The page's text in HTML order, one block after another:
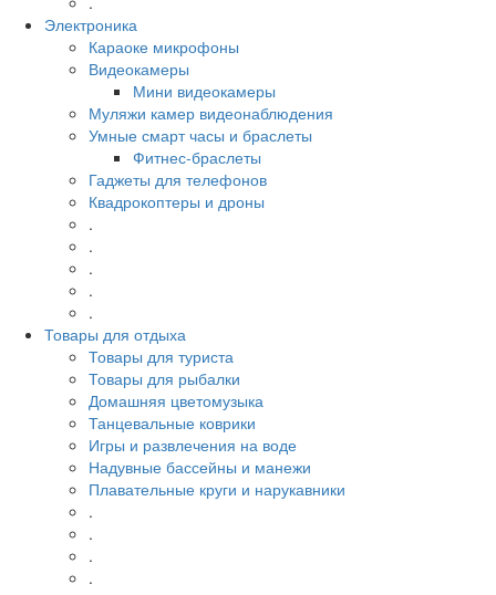
Электроника
Караоке микрофоны
Видеокамеры
Мини видеокамеры
Муляжи камер видеонаблюдения
Умные смарт часы и браслеты
Фитнес-браслеты
Гаджеты для телефонов
Квадрокоптеры и дроны
.
.
.
.
.
Товары для отдыха
Товары для туриста
Товары для рыбалки
Домашняя цветомузыка
Танцевальные коврики
Игры и развлечения на воде
Надувные бассейны и манежи
Плавательные круги и нарукавники
.
.
.
.